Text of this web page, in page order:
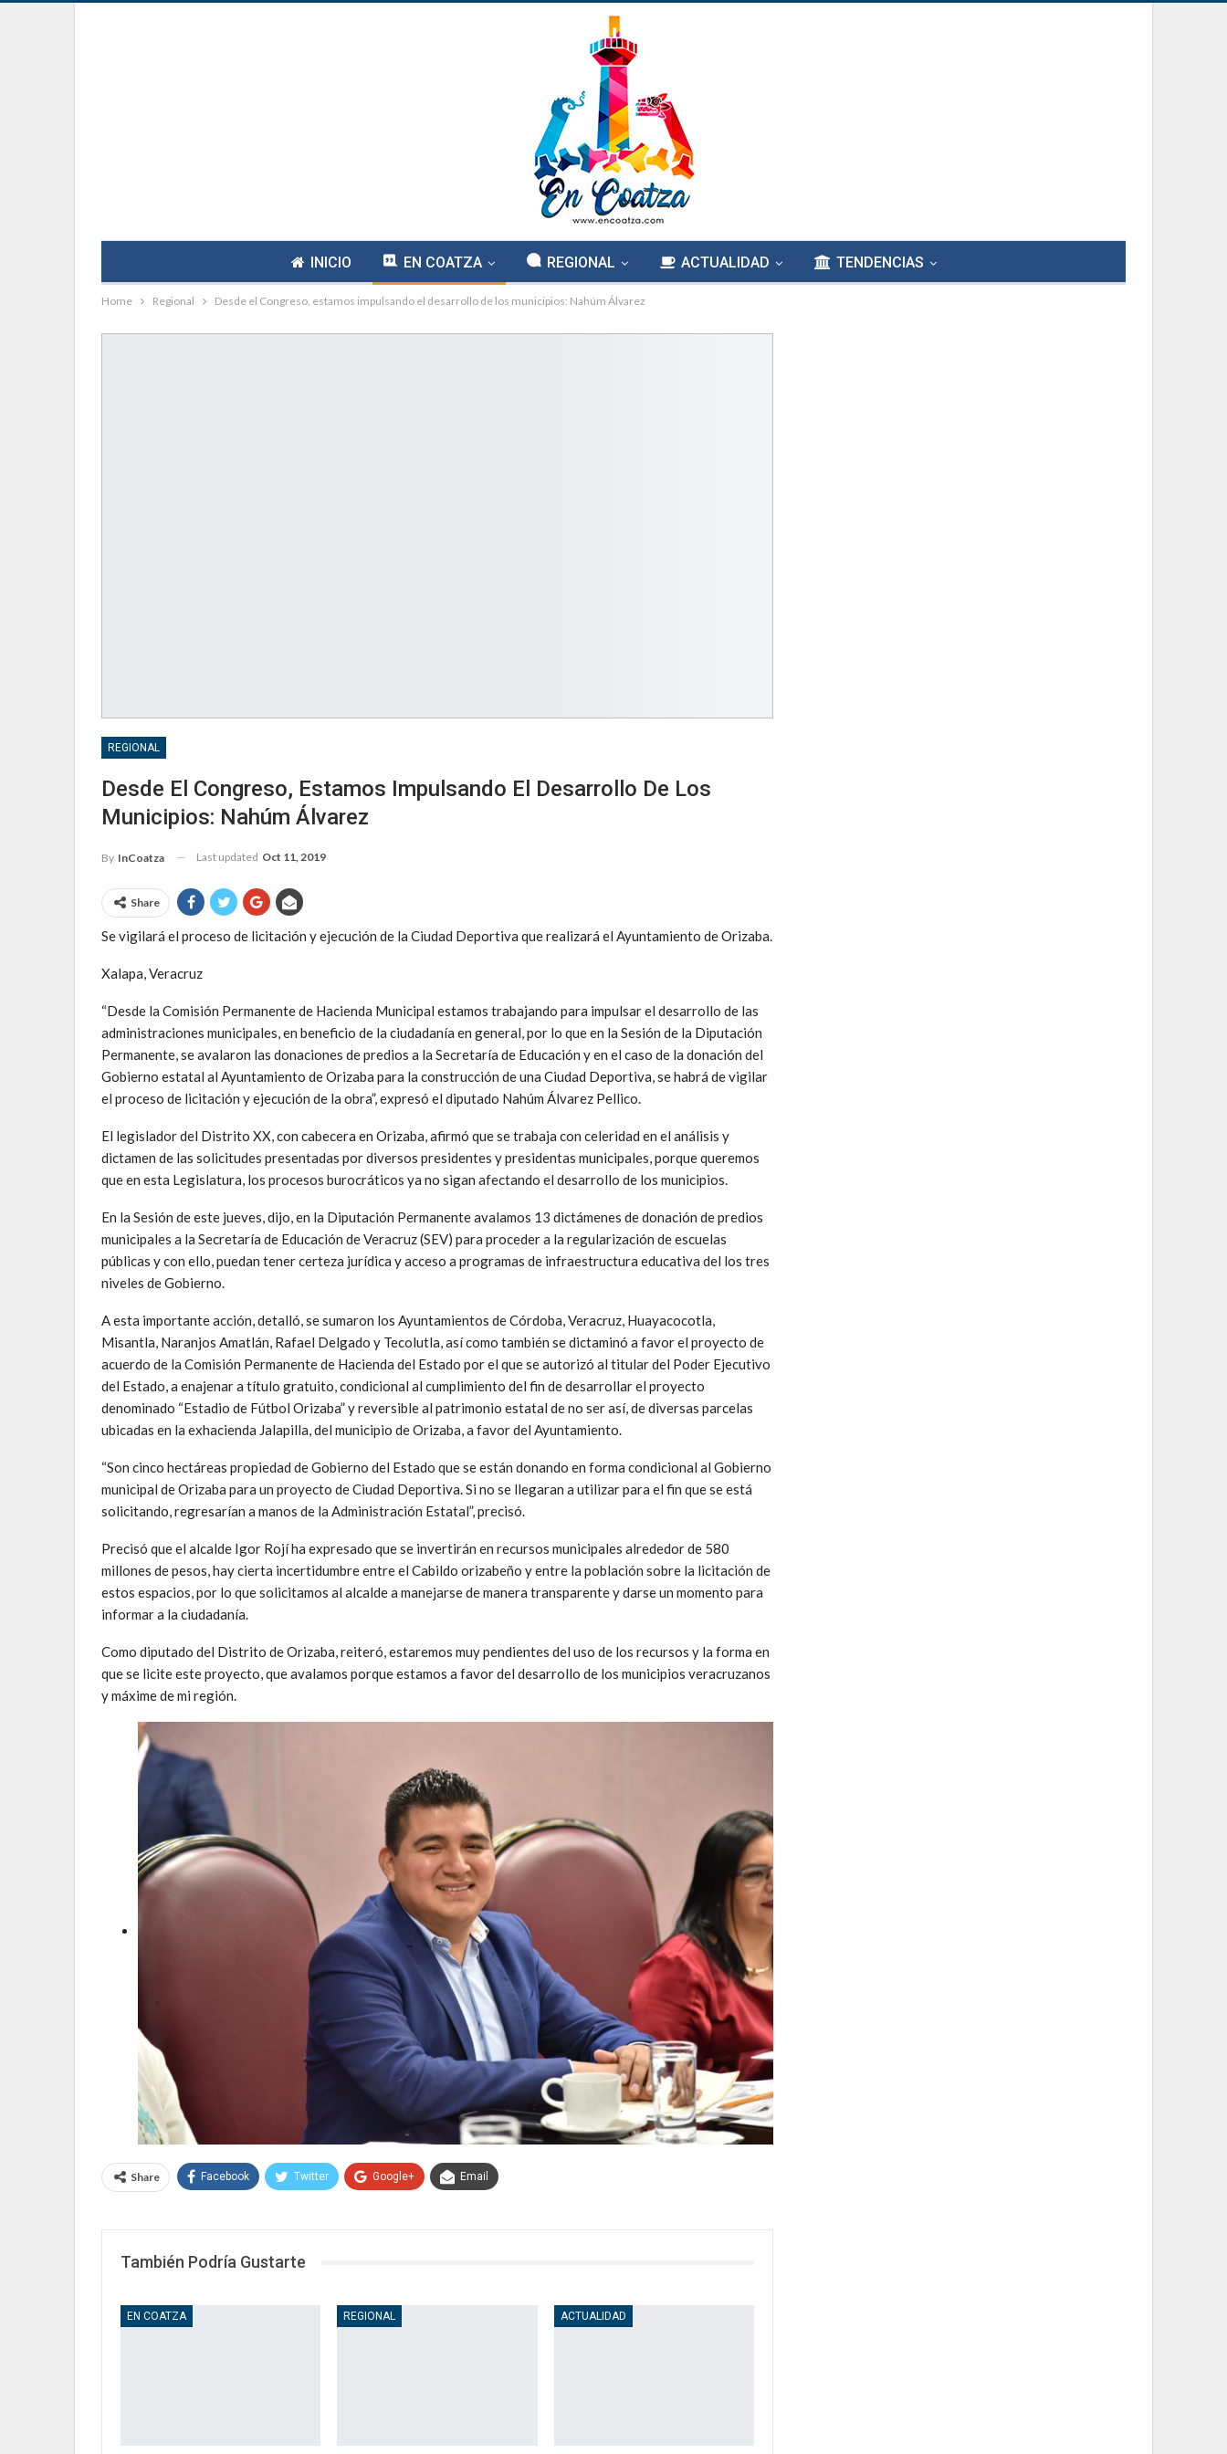
INICIO EN COATZA REGIONAL ACTUALIDAD TENDENCIAS
Home Regional Desde el Congreso, estamos impulsando el desarrollo de los municipios: Nahúm Álvarez
REGIONAL
Desde El Congreso, Estamos Impulsando El Desarrollo De Los
Municipios: Nahúm Álvarez
By InCoatza Last updated Oct 11, 2019
Share
Se vigilará el proceso de licitación y ejecución de la Ciudad Deportiva que realizará el Ayuntamiento de Orizaba.
Xalapa, Veracruz
“Desde la Comisión Permanente de Hacienda Municipal estamos trabajando para impulsar el desarrollo de las
administraciones municipales, en beneficio de la ciudadanía en general, por lo que en la Sesión de la Diputación
Permanente, se avalaron las donaciones de predios a la Secretaría de Educación y en el caso de la donación del
Gobierno estatal al Ayuntamiento de Orizaba para la construcción de una Ciudad Deportiva, se habrá de vigilar
el proceso de licitación y ejecución de la obra”, expresó el diputado Nahúm Álvarez Pellico.
El legislador del Distrito XX, con cabecera en Orizaba, afirmó que se trabaja con celeridad en el análisis y
dictamen de las solicitudes presentadas por diversos presidentes y presidentas municipales, porque queremos
que en esta Legislatura, los procesos burocráticos ya no sigan afectando el desarrollo de los municipios.
En la Sesión de este jueves, dijo, en la Diputación Permanente avalamos 13 dictámenes de donación de predios
municipales a la Secretaría de Educación de Veracruz (SEV) para proceder a la regularización de escuelas
públicas y con ello, puedan tener certeza jurídica y acceso a programas de infraestructura educativa del los tres
niveles de Gobierno.
A esta importante acción, detalló, se sumaron los Ayuntamientos de Córdoba, Veracruz, Huayacocotla,
Misantla, Naranjos Amatlán, Rafael Delgado y Tecolutla, así como también se dictaminó a favor el proyecto de
acuerdo de la Comisión Permanente de Hacienda del Estado por el que se autorizó al titular del Poder Ejecutivo
del Estado, a enajenar a título gratuito, condicional al cumplimiento del fin de desarrollar el proyecto
denominado “Estadio de Fútbol Orizaba” y reversible al patrimonio estatal de no ser así, de diversas parcelas
ubicadas en la exhacienda Jalapilla, del municipio de Orizaba, a favor del Ayuntamiento.
“Son cinco hectáreas propiedad de Gobierno del Estado que se están donando en forma condicional al Gobierno
municipal de Orizaba para un proyecto de Ciudad Deportiva. Si no se llegaran a utilizar para el fin que se está
solicitando, regresarían a manos de la Administración Estatal”, precisó.
Precisó que el alcalde Igor Rojí ha expresado que se invertirán en recursos municipales alrededor de 580
millones de pesos, hay cierta incertidumbre entre el Cabildo orizabeño y entre la población sobre la licitación de
estos espacios, por lo que solicitamos al alcalde a manejarse de manera transparente y darse un momento para
informar a la ciudadanía.
Como diputado del Distrito de Orizaba, reiteró, estaremos muy pendientes del uso de los recursos y la forma en
que se licite este proyecto, que avalamos porque estamos a favor del desarrollo de los municipios veracruzanos
y máxime de mi región.
Share Facebook Twitter Google+ Email
También Podría Gustarte
EN COATZA REGIONAL ACTUALIDAD